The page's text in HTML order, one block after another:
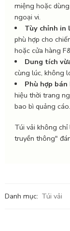
miệng hoặc
ngoại vi.
Tùy chỉnh in
phù hợp cho
hoặc cửa hàng
Dung tích
cùng lúc, không
Phù hợp bán
hiệu thời trang
bao bì quảng cáo.
Túi vải không
truyền thông"
Danh mục: Túi vải